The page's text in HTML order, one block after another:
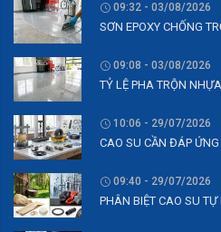
09:32 - 03/08/2026
SƠN EPOXY CHỐNG
09:08 - 03/08/2026
TỶ LỆ PHA TRỘN
10:06 - 29/07/2026
CAO SU CẦN ĐÁP
09:40 - 29/07/2026
PHÂN BIỆT CAO SU TỰ